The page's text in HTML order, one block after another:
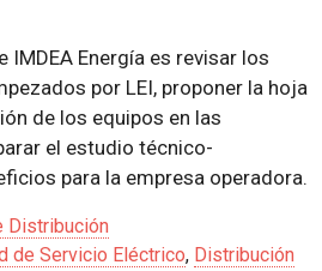
IMDEA Energía es revisar los
por LEI, proponer la hoja
de los equipos en las
el estudio técnico-
para la empresa operadora.
Distribución
de Servicio Eléctrico, Distribución